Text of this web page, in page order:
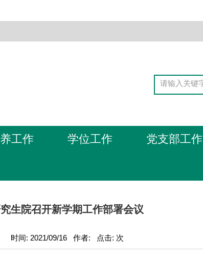
工作 学位工作 党支部工作
生院召开新学期工作部署会议
时间: 2021/09/16 作者: 点击: 次